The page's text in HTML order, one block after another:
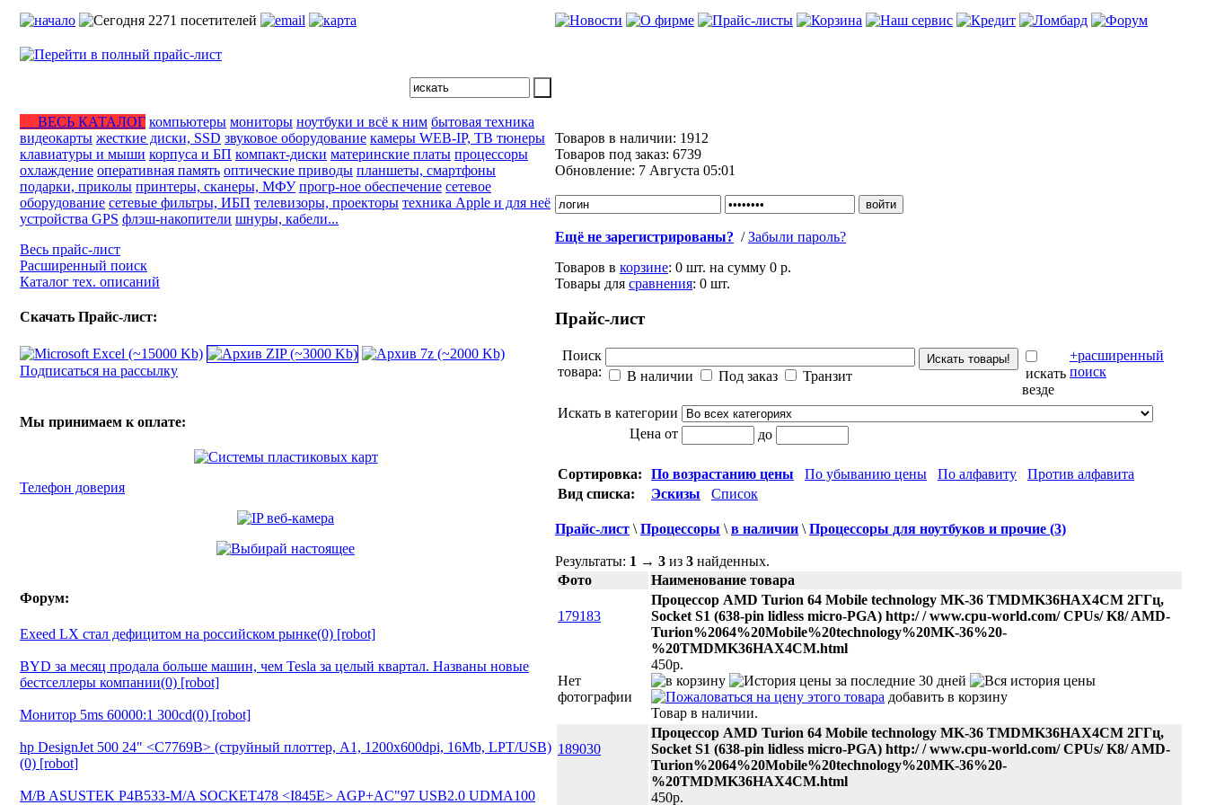
ВЕСЬ КАТАЛОГ компьютеры мониторы ноутбуки и всё к ним бытовая техника
видеокарты жесткие диски, SSD звуковое оборудование камеры WEB-IP, ТВ тюнеры
клавиатуры и мыши корпуса и БП компакт-диски материнские платы процессоры
охлаждение оперативная память оптические приводы планшеты, смартфоны
подарки, приколы принтеры, сканеры, МФУ прогр-ное обеспечение сетевое
оборудование сетевые фильтры, ИБП телевизоры, проекторы техника Apple и для неё
устройства GPS флэш-накопители шнуры, кабели...
Весь прайс-лист
Расширенный поиск
Каталог тех. описаний
Скачать Прайс-лист:
Подписаться на рассылку
Мы принимаем к оплате:
Телефон доверия
Форум:
Exeed LX стал дефицитом на российском рынке(0) [robot]
BYD за месяц продала больше машин, чем Tesla за целый квартал. Названы новые
бестселлеры компании(0) [robot]
Монитор 5ms 60000:1 300cd(0) [robot]
hp DesignJet 500 24" <C7769B> (струйный плоттер, A1, 1200х600dpi, 16Mb, LPT/USB)
(0) [robot]
M/B ASUSTEK P4B533-M/A SOCKET478 <I845E> AGP+AC"97 USB2.0 UDMA100
Товаров в наличии: 1912
Товаров под заказ: 6739
Обновление: 7 Августа 05:01
Ещё не зарегистрированы? /Забыли пароль?
Товаров в корзине: 0 шт. на сумму 0 р.
Товары для сравнения: 0 шт.
Прайс-лист
Поиск
товара:
В наличии Под заказ Транзит
искать
везде
+расширенный
поиск
Искать в категории
Цена от
до
Сортировка: По возрастанию цены По убыванию цены По алфавиту
Против алфавита
Вид списка:
Эскизы Список
Прайс-лист \Процессоры \в наличии \Процессоры для ноутбуков и прочие (3)
Результаты: 1 → 3 из 3 найденных.
Фото
Наименование товара
179183
Нет
фотографии
Процессор AMD Turion 64 Mobile technology MK-36 TMDMK36HAX4CM 2ГГц,
Socket S1 (638-pin lidless micro-PGA) http:/ / www.cpu-world.com/ CPUs/ K8/ AMD-
Turion%2064%20Mobile%20technology%20MK-36%20-
%20TMDMK36HAX4CM.html
450p.
добавить в корзину
Товар в наличии.
189030
Процессор AMD Turion 64 Mobile technology MK-36 TMDMK36HAX4CM 2ГГц,
Socket S1 (638-pin lidless micro-PGA) http:/ / www.cpu-world.com/ CPUs/ K8/ AMD-
Turion%2064%20Mobile%20technology%20MK-36%20-
%20TMDMK36HAX4CM.html
450p.